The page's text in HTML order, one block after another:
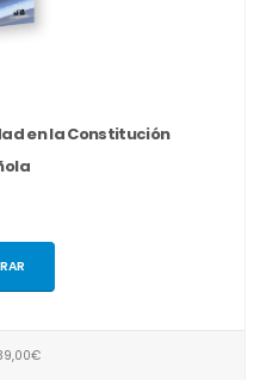
en la Constitución